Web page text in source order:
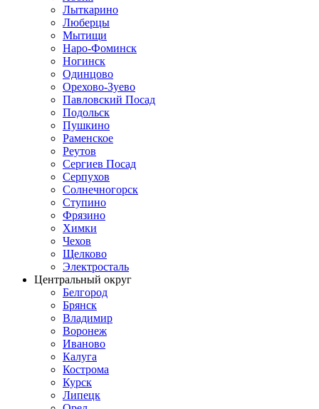
Лыткарино
Люберцы
Мытищи
Наро-Фоминск
Ногинск
Одинцово
Орехово-Зуево
Павловский Посад
Подольск
Пушкино
Раменское
Реутов
Сергиев Посад
Серпухов
Солнечногорск
Ступино
Фрязино
Химки
Чехов
Щелково
Электросталь
Центральный округ
Белгород
Брянск
Владимир
Воронеж
Иваново
Калуга
Кострома
Курск
Липецк